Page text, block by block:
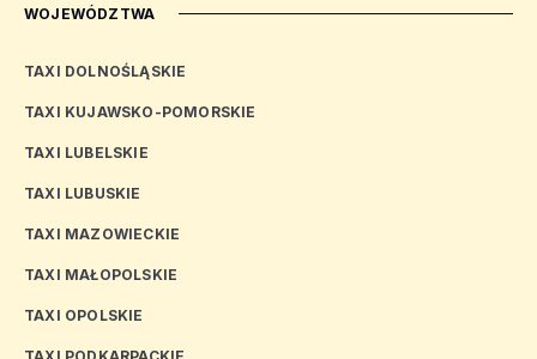
WOJEWÓDZTWA
TAXI DOLNOŚLĄSKIE
TAXI KUJAWSKO-POMORSKIE
TAXI LUBELSKIE
TAXI LUBUSKIE
TAXI MAZOWIECKIE
TAXI MAŁOPOLSKIE
TAXI OPOLSKIE